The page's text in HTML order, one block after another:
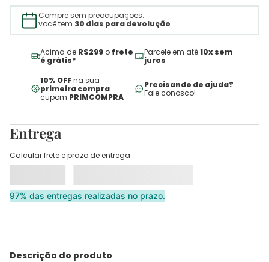
Compre sem preocupações:
você tem 30 dias para devolução
Acima de R$299 o frete
é grátis*
Parcele em até10x sem
juros
10% OFFna sua
primeira compra
cupom PRIMCOMPRA
Precisando de ajuda?
Fale conosco!
Entrega
Calcular frete e prazo de entrega
97% das entregas realizadas no prazo.
Descrição do produto